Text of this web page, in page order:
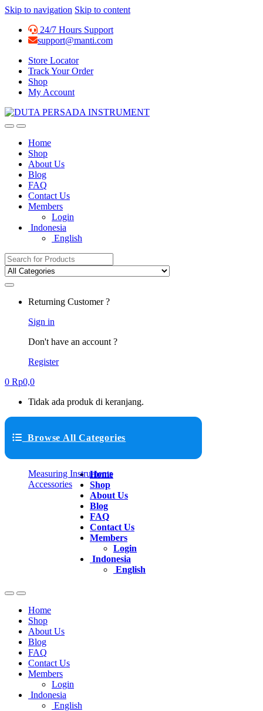
Skip to navigation Skip to content
24/7 Hours Support
support@manti.com
Store Locator
Track Your Order
Shop
My Account
Home
Shop
About Us
Blog
FAQ
Contact Us
Members
Login
Indonesia
English
Search for:
Returning Customer ?
Sign in
Don't have an account ?
Register
0 Rp0,0
Tidak ada produk di keranjang.
Browse All Categories
Measuring Instruments
Accessories
Home
Shop
About Us
Blog
FAQ
Contact Us
Members
Login
Indonesia
English
Home
Shop
About Us
Blog
FAQ
Contact Us
Members
Login
Indonesia
English